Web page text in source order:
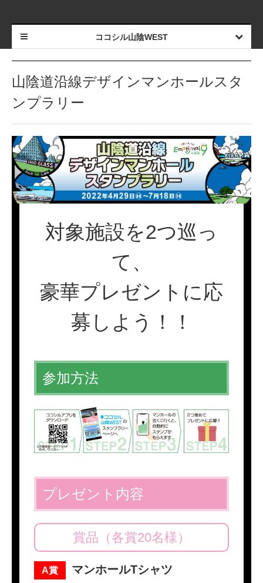
ココシル山陰WEST
山陰道沿線デザインマンホールスタ
ンプラリー
対象施設を2つ巡っ
て、
豪華プレゼントに応
募しよう！！
参加方法
プレゼント内容
賞品（各賞20名様）
A賞 マンホールTシャツ